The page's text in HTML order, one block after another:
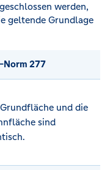
werden,
geltende Grundlage
Norm 277
und die
sind